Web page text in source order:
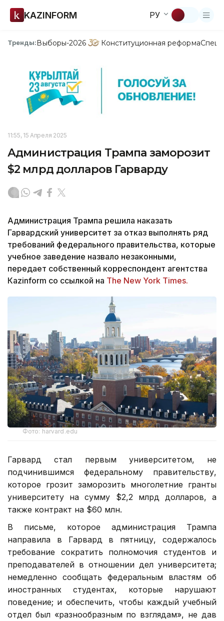
KAZINFORM РУ
Тренды:Выборы-2026 Конституционная реформа
11:55, 15 Апреля 2025
Администрация Трампа заморозит
$2 млрд долларов Гарварду
Администрация Трампа решила наказать
Гарвардский университет за отказ выполнять ряд
требований федерального правительства, которые
учебное заведение назвало незаконными,
передает собственный корреспондент агентства
Кazinform со ссылкой на The New York Times.
Фото: harvard.edu
Гарвард стал первым университетом, не
подчинившимся федеральному правительству,
которое грозит заморозить многолетние гранты
университету на сумму $2,2 млрд долларов, а
также контракт на $60 млн.
В письме, которое администрация Трампа
направила в Гарвард в пятницу, содержалось
требование сократить полномочия студентов и
преподавателей в отношении дел университета;
немедленно сообщать федеральным властям об
иностранных студентах, которые нарушают
поведение; и обеспечить, чтобы каждый учебный
отдел был «разнообразным по взглядам», не дав